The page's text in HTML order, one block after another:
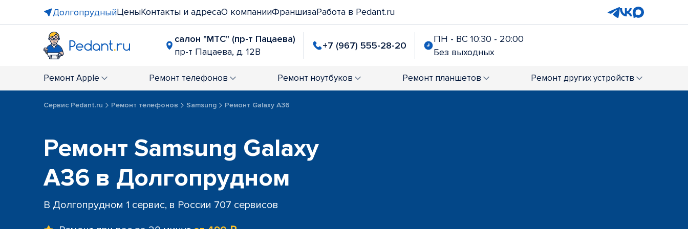
ДолгопрудныйЦеныКонтакты и адресаО компанииФраншизаРабота в Pedant.ru
салон "МТС" (пр-т Пацаева)
пр-т Пацаева, д. 12В
+7 (967) 555-28-20
ПН - ВС 10:30 - 20:00
Без выходных
Ремонт Apple Ремонт телефонов Ремонт ноутбуков Ремонт планшетов Ремонт других устройств
Сервис Pedant.ru Ремонт телефонов Samsung Ремонт Galaxy A36
Ремонт Samsung Galaxy
A36 в Долгопрудном
В Долгопрудном 1 сервис, в России 707 сервисов